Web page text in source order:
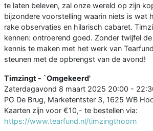
te laten beleven, zal onze wereld op zijn
bijzondere voorstelling waarin niets is wat
rake observaties en hilarisch cabaret.
kennen: ontroerend goed. Zonder twijfel
kennis te maken met het werk van
steunen met de opbrengst van de avond!
Timzingt - `Omgekeerd'
Zaterdagavond 8 maart 2025 20:00 -
PG De Brug, Marketentster 3, 1625 WB
Kaarten zijn voor €10,- te bestellen via:
https://www.tearfund.nl/timzingthoorn